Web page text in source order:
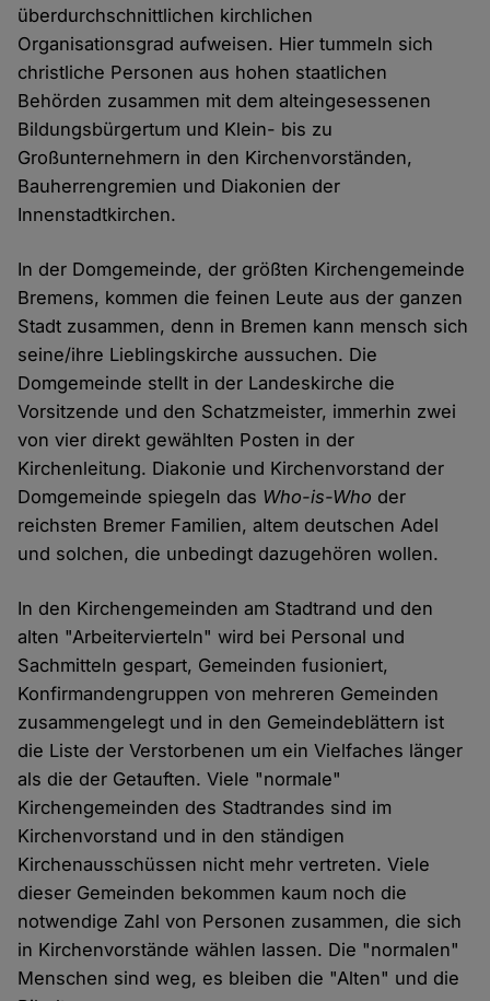
überdurchschnittlichen kirchlichen
Organisationsgrad aufweisen. Hier tummeln sich
christliche Personen aus hohen staatlichen
Behörden zusammen mit dem alteingesessenen
Bildungsbürgertum und Klein- bis zu
Großunternehmern in den Kirchenvorständen,
Bauherrengremien und Diakonien der
Innenstadtkirchen.
In der Domgemeinde, der größten Kirchengemeinde
Bremens, kommen die feinen Leute aus der ganzen
Stadt zusammen, denn in Bremen kann mensch sich
seine/ihre Lieblingskirche aussuchen. Die
Domgemeinde stellt in der Landeskirche die
Vorsitzende und den Schatzmeister, immerhin zwei
von vier direkt gewählten Posten in der
Kirchenleitung. Diakonie und Kirchenvorstand der
Domgemeinde spiegeln das Who-is-Who der
reichsten Bremer Familien, altem deutschen Adel
und solchen, die unbedingt dazugehören wollen.
In den Kirchengemeinden am Stadtrand und den
alten "Arbeitervierteln" wird bei Personal und
Sachmitteln gespart, Gemeinden fusioniert,
Konfirmandengruppen von mehreren Gemeinden
zusammengelegt und in den Gemeindeblättern ist
die Liste der Verstorbenen um ein Vielfaches länger
als die der Getauften. Viele "normale"
Kirchengemeinden des Stadtrandes sind im
Kirchenvorstand und in den ständigen
Kirchenausschüssen nicht mehr vertreten. Viele
dieser Gemeinden bekommen kaum noch die
notwendige Zahl von Personen zusammen, die sich
in Kirchenvorstände wählen lassen. Die "normalen"
Menschen sind weg, es bleiben die "Alten" und die